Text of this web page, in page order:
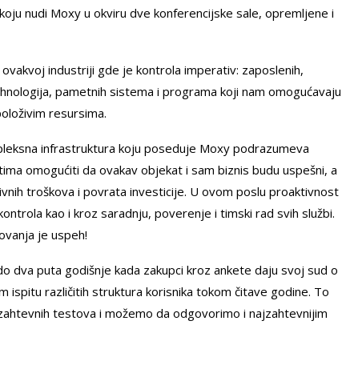
nudi Moxy u okviru dve konferencijske sale, opremljene i
industriji gde je kontrola imperativ: zaposlenih,
pametnih sistema i programa koji nam omogućavaju
resursima.
infrastruktura koju poseduje Moxy podrazumeva
omogućiti da ovakav objekat i sam biznis budu uspešni, a
troškova i povrata investicije. U ovom poslu proaktivnost
kao i kroz saradnju, poverenje i timski rad svih službi.
je uspeh!
dva puta godišnje kada zakupci kroz ankete daju svoj sud o
ispitu različitih struktura korisnika tokom čitave godine. To
testova i možemo da odgovorimo i najzahtevnijim